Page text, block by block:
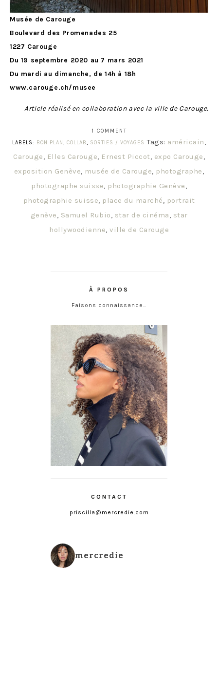
Musée de Carouge
Boulevard des Promenades 25
1227 Carouge
Du 19 septembre 2020 au 7 mars 2021
Du mardi au dimanche, de 14h à 18h
www.carouge.ch/musee
Article réalisé en collaboration avec la ville de Carouge.
1 COMMENT
LABELS: BON PLAN, COLLAB, SORTIES / VOYAGES Tags: américain,
Carouge, Elles Carouge, Ernest Piccot, expo Carouge,
exposition Genève, musée de Carouge, photographe,
photographe suisse, photographie Genève,
photographie suisse, place du marché, portrait
genève, Samuel Rubio, star de cinéma, star
hollywoodienne, ville de Carouge
À PROPOS
Faisons connaissance…
CONTACT
priscilla@mercredie.com
mercredie